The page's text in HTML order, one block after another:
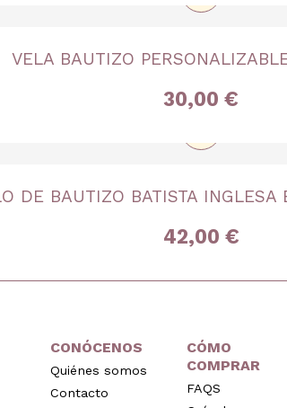
Única
VELA BAUTIZO
30,00 €
Única
DE BAUTIZO BATISTA INGLESA
42,00 €
CONÓCENOS
Quiénes somos
Contacto
CÓMO
COMPRAR
FAQS